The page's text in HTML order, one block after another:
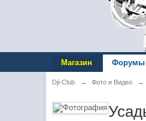
Магазин Форумы
Dji-Club → Фото и Видео →